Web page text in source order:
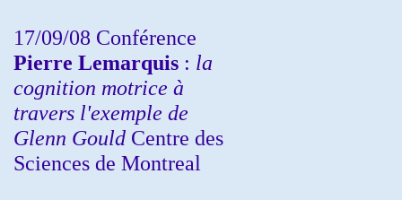
17/09/08 Conférence
Pierre Lemarquis : la
cognition motrice à
travers l'exemple de
Glenn Gould Centre des
Sciences de Montreal